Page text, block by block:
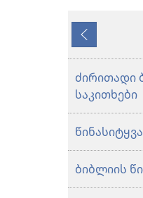
წინა
ძირითადი
საკითხები
ბიბლიის